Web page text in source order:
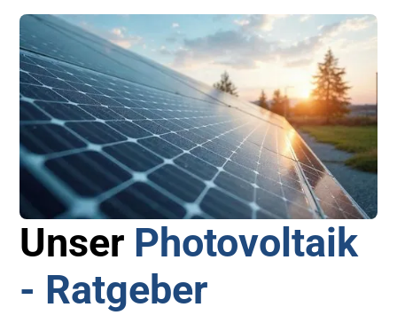
Unser Photovoltaik
- Ratgeber